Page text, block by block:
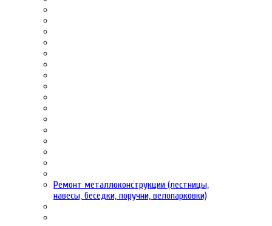
Ремонт металлоконструкции (лестницы,
навесы, беседки, поручни, велопарковки)